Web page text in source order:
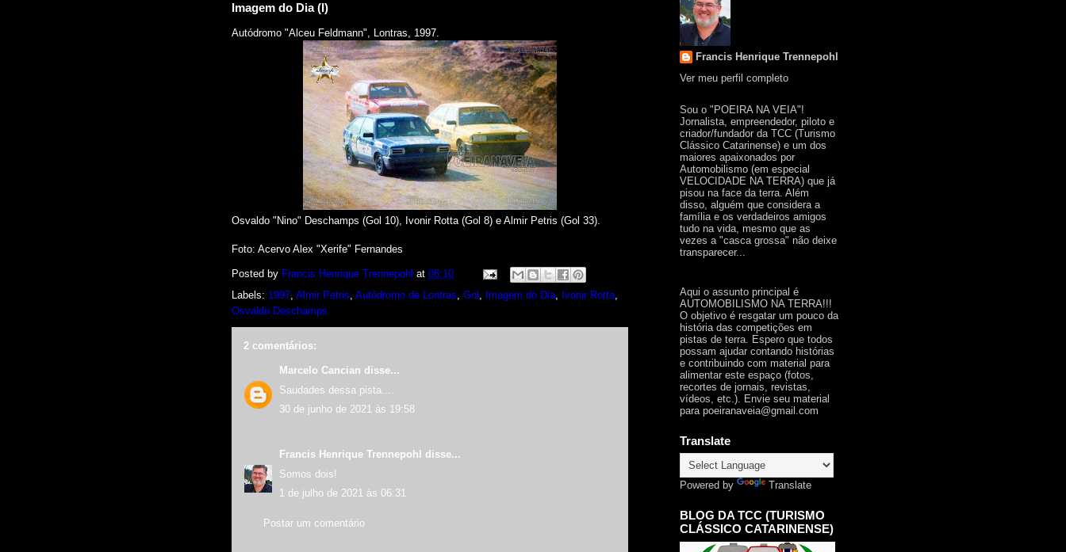
Imagem do Dia (I)
Autódromo "Alceu Feldmann", Lontras, 1997.
Osvaldo "Nino" Deschamps (Gol 10), Ivonir Rotta (Gol 8) e Almir Petris (Gol 33).
Foto: Acervo Alex "Xerife" Fernandes
Posted by Francis Henrique Trennepohl at 06:10
Labels: 1997, Almir Petris, Autódromo de Lontras, Gol , Imagem do Dia, Ivonir Rotta,
Osvaldo Deschamps
2 comentários:
Marcelo Cancian disse...
Saudades dessa pista....
30 de junho de 2021 às 19:58
Francis Henrique Trennepohl
disse...
Somos dois!
1 de julho de 2021 às 06:31
Postar um comentário
Francis Henrique Trennepohl
Ver meu perfil completo
Sou o "POEIRA NA VEIA"!
Jornalista, empreendedor, piloto e
criador/fundador da TCC (Turismo
Clássico Catarinense) e um dos
maiores apaixonados por
Automobilismo (em especial
VELOCIDADE NA TERRA) que já
pisou na face da terra. Além
disso, alguém que considera a
família e os verdadeiros amigos
tudo na vida, mesmo que as
vezes a "casca grossa" não deixe
transparecer...
Aqui o assunto principal é
AUTOMOBILISMO NA TERRA!!!
O objetivo é resgatar um pouco da
história das competições em
pistas de terra. Espero que todos
possam ajudar contando histórias
e contribuindo com material para
alimentar este espaço (fotos,
recortes de jornais, revistas,
vídeos, etc.). Envie seu material
para poeiranaveia@gmail.com
Translate
Powered by Translate
BLOG DA TCC (TURISMO
CLÁSSICO CATARINENSE)